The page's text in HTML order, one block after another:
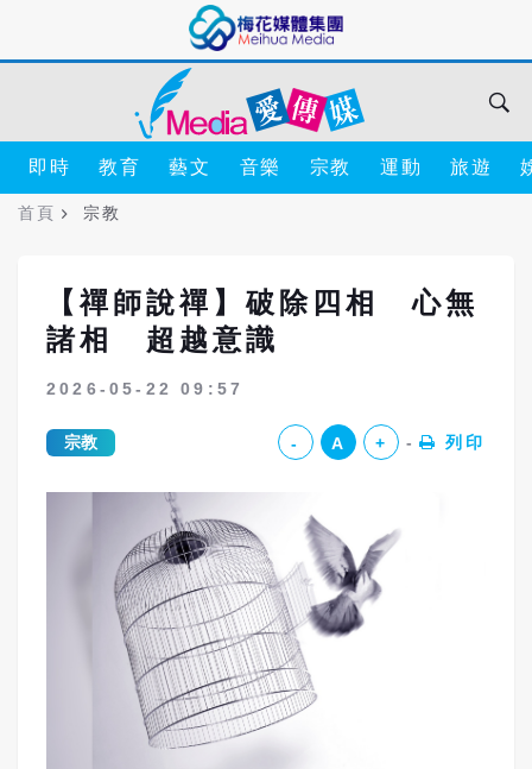
即時 教育 藝文 音樂 宗教 運動 旅遊
首頁 宗教
【禪師說禪】破除四相 心無
諸相 超越意識
2026-05-22 09:57
宗教 - A + 列印